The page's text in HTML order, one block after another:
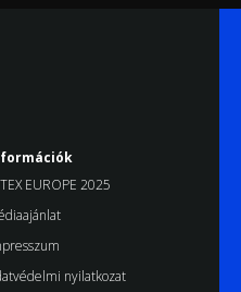
EUROPE 2025
nyilatkozat